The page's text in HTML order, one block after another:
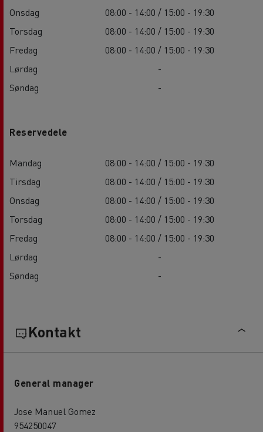
Onsdag
08:00 - 14:00 / 15:00 - 19:30
Torsdag
08:00 - 14:00 / 15:00 - 19:30
Fredag
08:00 - 14:00 / 15:00 - 19:30
Lørdag
-
Søndag
-
Reservedele
Mandag
08:00 - 14:00 / 15:00 - 19:30
Tirsdag
08:00 - 14:00 / 15:00 - 19:30
Onsdag
08:00 - 14:00 / 15:00 - 19:30
Torsdag
08:00 - 14:00 / 15:00 - 19:30
Fredag
08:00 - 14:00 / 15:00 - 19:30
Lørdag
-
Søndag
-
Kontakt
General manager
Jose Manuel Gomez
954250047